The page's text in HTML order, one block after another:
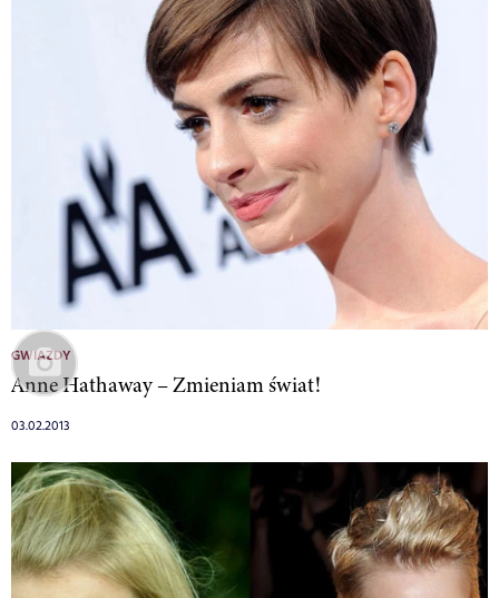
GWIAZDY
Anne Hathaway – Zmieniam świat!
03.02.2013